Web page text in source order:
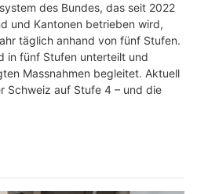
des Bundes, das seit 2022
und Kantonen betrieben wird,
täglich anhand von fünf Stufen.
in fünf Stufen unterteilt und
Massnahmen begleitet. Aktuell
Schweiz auf Stufe 4 – und die